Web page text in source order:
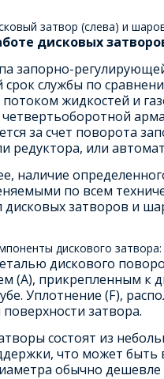
затвор (слева) и
дисковых
запорно-
срок службы по
потоком жидкостей и
четвертьоборотной
за счет поворота
редуктора, или
наличие
по всем
дисковых затворов и
дискового
дискового
(А), прикрепленным к
Уплотнение (F),
затвора.
состоят из
что может быть
обычно